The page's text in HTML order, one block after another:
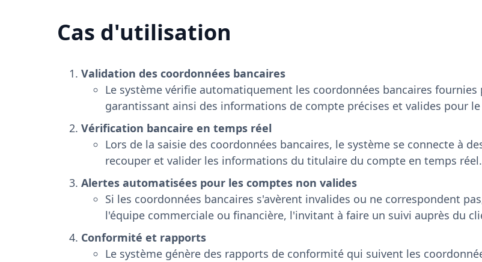
Cas d'utilisation
Validation des coordonnées bancaires
Le système vérifie automatiquement les coordonnées bancaires
garantissant ainsi des informations de compte précises et valides pour
Vérification bancaire en temps réel
Lors de la saisie des coordonnées bancaires, le système se connecte à
recouper et valider les informations du titulaire du compte en temps réel.
Alertes automatisées pour les comptes non valides
Si les coordonnées bancaires s'avèrent invalides ou ne correspondent
l'équipe commerciale ou financière, l'invitant à faire un suivi auprès du
Conformité et rapports
Le système génère des rapports de conformité qui suivent les